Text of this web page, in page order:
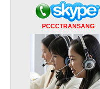
PCCCTRANSANG